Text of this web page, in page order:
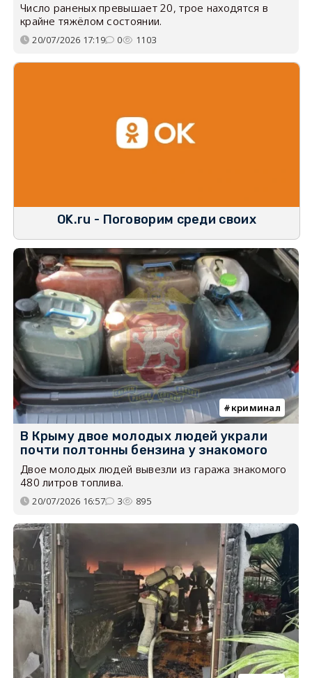
Число раненых превышает 20, трое находятся в
крайне тяжёлом состоянии.
20/07/2026 17:19 0 1103
OK.ru - Поговорим среди своих
криминал
В Крыму двое молодых людей украли
почти полтонны бензина у знакомого
Двое молодых людей вывезли из гаража знакомого
480 литров топлива.
20/07/2026 16:57 3 895